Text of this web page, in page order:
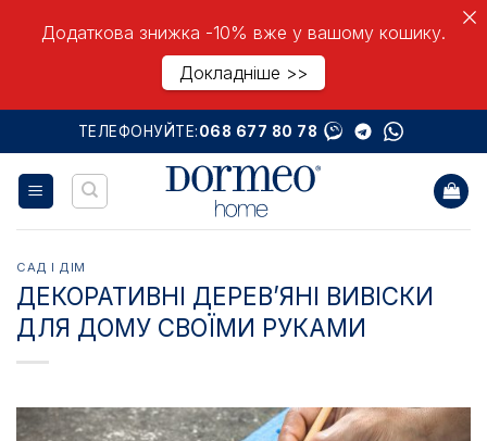
Додаткова знижка -10% вже у вашому кошику.
Докладніше >>
to
content
ТЕЛЕФОНУЙТЕ:068 677 80 78
САД І ДІМ
ДЕКОРАТИВНІ ДЕРЕВ’ЯНІ ВИВІСКИ
ДЛЯ ДОМУ СВОЇМИ РУКАМИ